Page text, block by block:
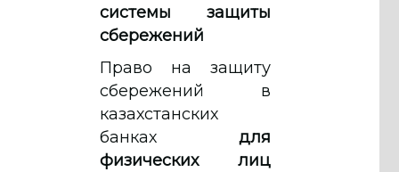
системы защиты
сбережений
Право на защиту
сбережений в
казахстанских
банках для
физических лиц